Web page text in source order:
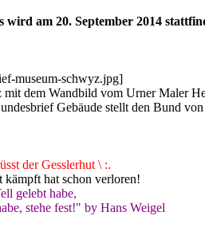
wird am 20. September 2014
dem Wandbild vom Urner Maler
Gebäude stellt den Bund
der Gesslerhut \ :.
hat schon verloren!
gelebt habe,
stehe fest!" by Hans Weigel